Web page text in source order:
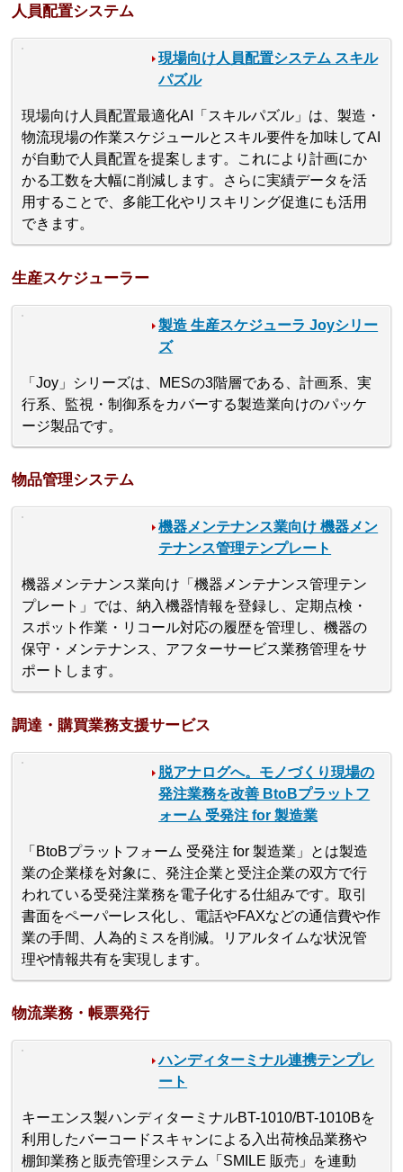
人員配置システム
現場向け人員配置システム スキル
パズル
現場向け人員配置最適化AI「スキルパズル」は、製造・
物流現場の作業スケジュールとスキル要件を加味してAI
が自動で人員配置を提案します。これにより計画にか
かる工数を大幅に削減します。さらに実績データを活
用することで、多能工化やリスキリング促進にも活用
できます。
生産スケジューラー
製造 生産スケジューラ Joyシリー
ズ
「Joy」シリーズは、MESの3階層である、計画系、実
行系、監視・制御系をカバーする製造業向けのパッケ
ージ製品です。
物品管理システム
機器メンテナンス業向け 機器メン
テナンス管理テンプレート
機器メンテナンス業向け「機器メンテナンス管理テン
プレート」では、納入機器情報を登録し、定期点検・
スポット作業・リコール対応の履歴を管理し、機器の
保守・メンテナンス、アフターサービス業務管理をサ
ポートします。
調達・購買業務支援サービス
脱アナログへ。モノづくり現場の
発注業務を改善 BtoBプラットフ
ォーム 受発注 for 製造業
「BtoBプラットフォーム 受発注 for 製造業」とは製造
業の企業様を対象に、発注企業と受注企業の双方で行
われている受発注業務を電子化する仕組みです。取引
書面をペーパーレス化し、電話やFAXなどの通信費や作
業の手間、人為的ミスを削減。リアルタイムな状況管
理や情報共有を実現します。
物流業務・帳票発行
ハンディターミナル連携テンプレ
ート
キーエンス製ハンディターミナルBT-1010/BT-1010Bを
利用したバーコードスキャンによる入出荷検品業務や
棚卸業務と販売管理システム「SMILE 販売」を連動